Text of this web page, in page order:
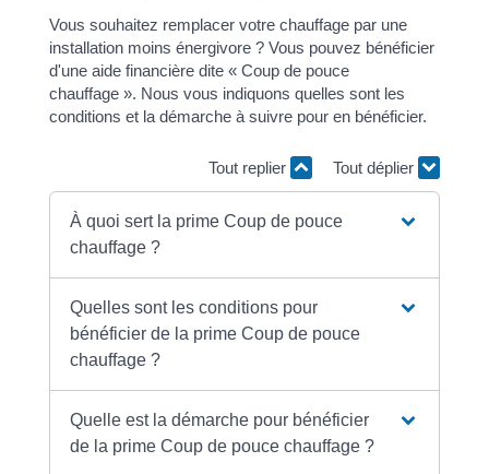
Vous souhaitez remplacer votre chauffage par une
installation moins énergivore ? Vous pouvez bénéficier
d'une aide financière dite « Coup de pouce
chauffage ». Nous vous indiquons quelles sont les
conditions et la démarche à suivre pour en bénéficier.
Tout replier Tout déplier
À quoi sert la prime Coup de pouce
chauffage ?
Quelles sont les conditions pour
bénéficier de la prime Coup de pouce
chauffage ?
Quelle est la démarche pour bénéficier
de la prime Coup de pouce chauffage ?